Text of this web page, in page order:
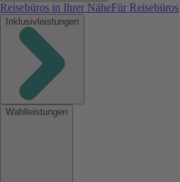
Reisebüros in Ihrer NäheFür Reisebüros
Inklusivleistungen
Wahlleistungen